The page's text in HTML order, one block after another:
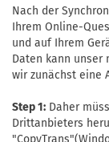
Nach der
Ihrem Online-
und auf Ihrem
Daten kann unser
wir zunächst eine
Step 1: Daher
Drittanbieters